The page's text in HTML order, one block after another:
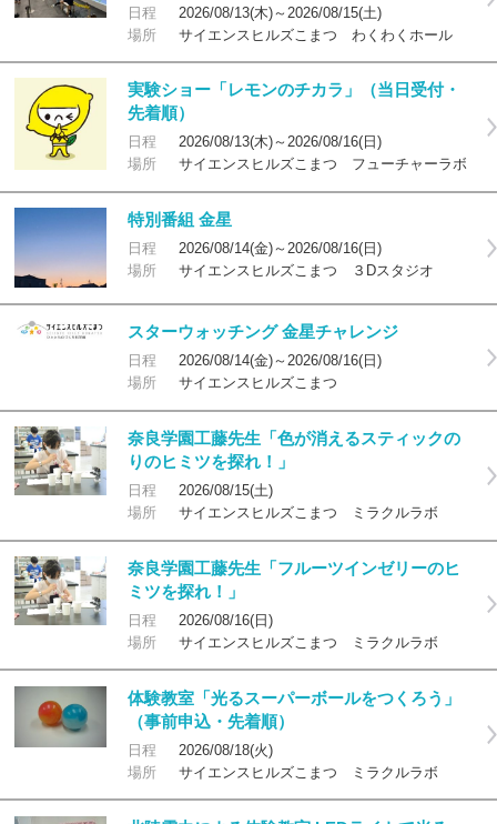
日程
2026/08/13(木)～2026/08/15(土)
場所
サイエンスヒルズこまつ わくわくホール
実験ショー「レモンのチカラ」（当日受付・
先着順）
日程
2026/08/13(木)～2026/08/16(日)
場所
サイエンスヒルズこまつ フューチャーラボ
特別番組 金星
日程
2026/08/14(金)～2026/08/16(日)
場所
サイエンスヒルズこまつ ３Dスタジオ
スターウォッチング 金星チャレンジ
日程
2026/08/14(金)～2026/08/16(日)
場所
サイエンスヒルズこまつ
奈良学園工藤先生「色が消えるスティックの
りのヒミツを探れ！」
日程
2026/08/15(土)
場所
サイエンスヒルズこまつ ミラクルラボ
奈良学園工藤先生「フルーツインゼリーのヒ
ミツを探れ！」
日程
2026/08/16(日)
場所
サイエンスヒルズこまつ ミラクルラボ
体験教室「光るスーパーボールをつくろう」
（事前申込・先着順）
日程
2026/08/18(火)
場所
サイエンスヒルズこまつ ミラクルラボ